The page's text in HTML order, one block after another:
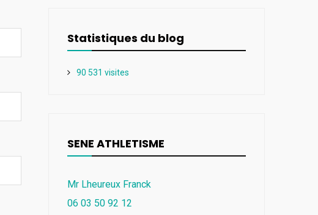
Statistiques du blog
90 531 visites
SENE ATHLETISME
Mr Lheureux Franck
06 03 50 92 12